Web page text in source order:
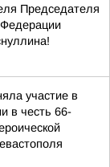
Председателя
Федерации
участие в
в честь 66-